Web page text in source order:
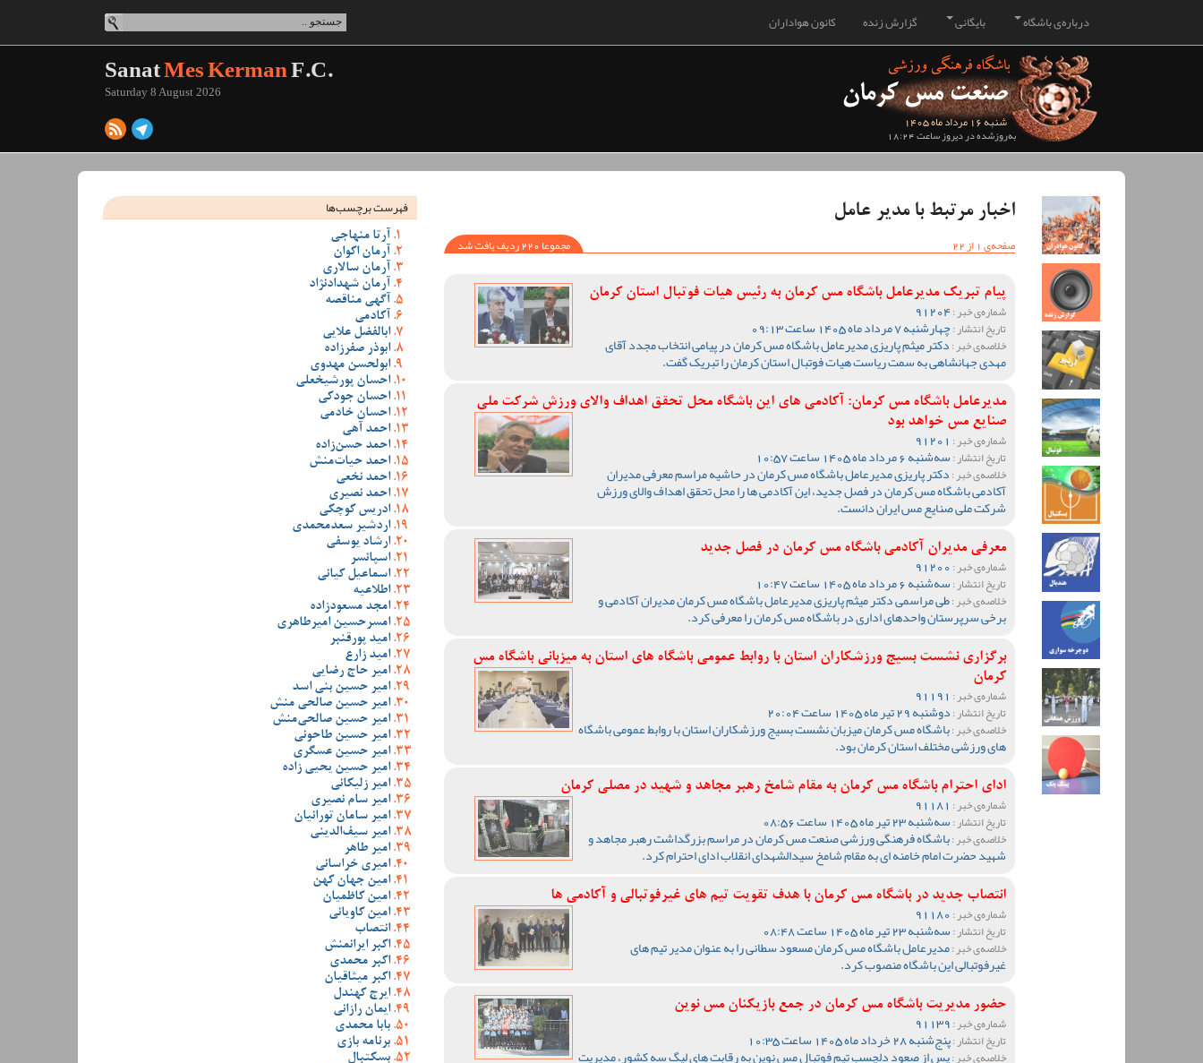
کانون هواداران گزارش زنده بایگانی درباره‌ی باشگاه
شنبه 16 مرداد ماه 1405
به‌روزشده در دیروز ساعت 18:24
SanatMes KermanF.C.
Saturday 8 August 2026
اخبار مرتبط با مدیر عامل
صفحه‌ی 1 از 22
مجموعا 220 ردیف یافت شد
پیام تبریک مدیرعامل باشگاه مس کرمان به رئیس هیات فوتبال استان کرمان
شماره‌ی خبر :91204
تاریخ انتشار :چهارشنبه 7 مرداد ماه 1405 ساعت 09:13
خلاصه‌ی خبر :دکتر میثم پاریزی مدیرعامل باشگاه مس کرمان در پیامی انتخاب مجدد آقای
مهدی جهانشاهی به سمت ریاست هیات فوتبال استان کرمان را تبریک گفت‌.
مدیرعامل باشگاه مس کرمان: آکادمی های این باشگاه محل تحقق اهداف والای ورزش شرکت ملی
صنایع مس خواهد بود
شماره‌ی خبر :
تاریخ انتشار :سه‌شنبه 6 مرداد ماه 1405 ساعت 10:57
خلاصه‌ی خبر :دکتر پاریزی مدیرعامل باشگاه مس کرمان در حاشیه مراسم معرفی مدیران
آکادمی باشگاه مس کرمان در فصل جدید، این آکادمی ها را محل تحقق اهداف والای ورزش
شرکت ملی صنایع مس ایران دانست.
معرفی مدیران آکادمی باشگاه مس کرمان در فصل جدید
شماره‌ی خبر :
تاریخ انتشار :سه‌شنبه 6 مرداد ماه 1405 ساعت 10:47
خلاصه‌ی خبر :طی مراسمی دکتر میثم پاریزی مدیرعامل باشگاه مس کرمان مدیران آکادمی و
برخی سرپرستان واحدهای اداری در باشگاه مس کرمان را معرفی کرد.
برگزاری نشست بسیج ورزشکاران استان با روابط عمومی باشگاه های استان به میزبانی باشگاه مس
کرمان
شماره‌ی خبر :
تاریخ انتشار :دوشنبه 29 تیر ماه 1405 ساعت 20:04
خلاصه‌ی خبر :باشگاه مس کرمان میزبان نشست بسیج ورزشکاران استان با روابط عمومی باشگاه
های ورزشی مختلف استان کرمان بود.
ادای احترام باشگاه مس کرمان به مقام شامخ رهبر مجاهد و شهید در مصلی کرمان
شماره‌ی خبر :
تاریخ انتشار :سه‌شنبه 23 تیر ماه 1405 ساعت 08:56
خلاصه‌ی خبر :باشگاه فرهنگی ورزشی صنعت مس کرمان در مراسم بزرگداشت رهبر مجاهد و
شهید حضرت امام خامنه ای به مقام شامخ سیدالشهدای انقلاب ادای احترام کرد.
انتصاب جدید در باشگاه مس کرمان با هدف تقویت تیم‌ های غیرفوتبالی و آکادمی‌ ها
شماره‌ی خبر :
تاریخ انتشار :سه‌شنبه 23 تیر ماه 1405 ساعت 08:48
خلاصه‌ی خبر :مدیرعامل باشگاه مس کرمان مسعود سطانی را به عنوان مدیر تیم های
غیرفوتبالی این باشگاه منصوب کرد.
حضور مدیریت باشگاه مس کرمان در جمع بازیکنان مس نوین
شماره‌ی خبر :
تاریخ انتشار :پنج‌شنبه 28 خرداد ماه 1405 ساعت 10:35
خلاصه‌ی خبر :پس از صعود دلچسب تیم فوتبال مس نوین به رقابت های لیگ سه کشور، مدیریت
فهرست برچسب‌ها
آرتا منهاجی
آرمان اکوان
آرمان سالاری
آرمان شهدادنژاد
آگهی مناقصه
آکادمی
ابالفضل علایی
ابوذر صفرزاده
ابولحسن مهدوی
احسان پورشیخعلی
احسان جودکی
احسان خادمی
احمد آهی
احمد حسن‌زاده
احمد حیات‌منش
احمد نخعی
احمد نصیری
ادریس کوچکی
اردشیر سعدمحمدی
ارشاد یوسفی
اسپانسر
اسماعیل کیانی
اطلاعیه
امجد مسعودزاده
امسرحسین امیرطاهری
امید پورقنبر
امید زارع
امیر حاج رضایی
امیر حسین بنی اسد
امیر حسین صالحی منش
امیر حسین صالحی‌منش
امیر حسین طاحونی
امیر حسین عسگری
امیر حسین یحیی زاده
امیر زلیکانی
امیر سام نصیری
امیر سامان تورانیان
امیر سیف‌الدینی
امیر طاهر
امیری خراسانی
امین جهان کهن
امین کاظمیان
امین کاویانی
انتصاب
اکبر ایرانمنش
اکبر محمدی
اکبر میثاقیان
ایرج کهندل
ایمان رازانی
بابا محمدی
برنامه بازی
بسکتبال